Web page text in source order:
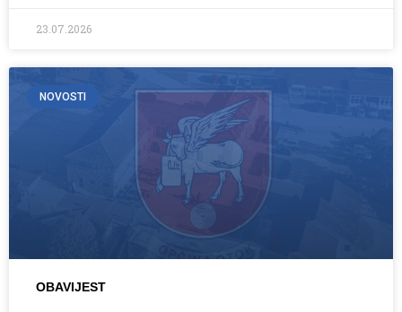
23.07.2026
NOVOSTI
OBAVIJEST